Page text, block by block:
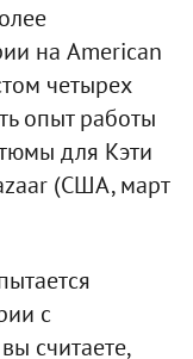
на American
четырех
опыт работы
для Кэти
(США, март
с
считаете,